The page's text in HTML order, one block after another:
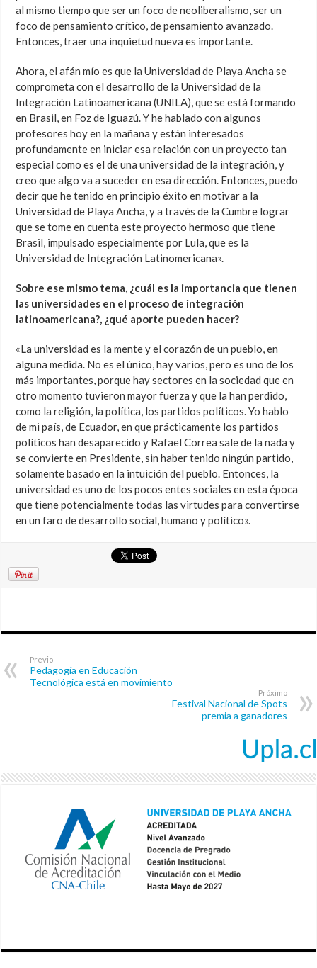
al mismo tiempo que ser un foco de neoliberalismo, ser un
foco de pensamiento crítico, de pensamiento avanzado.
Entonces, traer una inquietud nueva es importante.
Ahora, el afán mío es que la Universidad de Playa Ancha se
comprometa con el desarrollo de la Universidad de la
Integración Latinoamericana (UNILA), que se está formando
en Brasil, en Foz de Iguazú. Y he hablado con algunos
profesores hoy en la mañana y están interesados
profundamente en iniciar esa relación con un proyecto tan
especial como es el de una universidad de la integración, y
creo que algo va a suceder en esa dirección. Entonces, puedo
decir que he tenido en principio éxito en motivar a la
Universidad de Playa Ancha, y a través de la Cumbre lograr
que se tome en cuenta este proyecto hermoso que tiene
Brasil, impulsado especialmente por Lula, que es la
Universidad de Integración Latinomericana».
Sobre ese mismo tema, ¿cuál es la importancia que tienen
las universidades en el proceso de integración
latinoamericana?, ¿qué aporte pueden hacer?
«La universidad es la mente y el corazón de un pueblo, en
alguna medida. No es el único, hay varios, pero es uno de los
más importantes, porque hay sectores en la sociedad que en
otro momento tuvieron mayor fuerza y que la han perdido,
como la religión, la política, los partidos políticos. Yo hablo
de mi país, de Ecuador, en que prácticamente los partidos
políticos han desaparecido y Rafael Correa sale de la nada y
se convierte en Presidente, sin haber tenido ningún partido,
solamente basado en la intuición del pueblo. Entonces, la
universidad es uno de los pocos entes sociales en esta época
que tiene potencialmente todas las virtudes para convertirse
en un faro de desarrollo social, humano y político».
Previo
Pedagogía en Educación
Tecnológica está en movimiento
Próximo
Festival Nacional de Spots
premia a ganadores